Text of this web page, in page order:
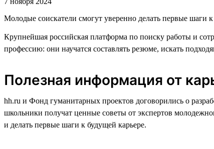
Молодые соискатели смогут уверенно делать первые шаги
Крупнейшая российская платформа по поиску работы и
профессию: они научатся составлять резюме, искать
Полезная информация от
hh.ru и Фонд гуманитарных проектов договорились о
школьники получат ценные советы от экспертов
и делать первые шаги к будущей карьере.